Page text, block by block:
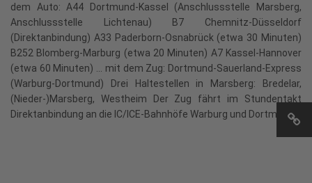
dem Auto: A44 Dortmund-Kassel (Anschlussstelle Marsberg,
Anschlussstelle Lichtenau) B7 Chemnitz-Düsseldorf
(Direktanbindung) A33 Paderborn-Osnabrück (etwa 30 Minuten)
B252 Blomberg-Marburg (etwa 20 Minuten) A7 Kassel-Hannover
(etwa 60 Minuten) ... mit dem Zug: Dortmund-Sauerland-Express
(Warburg-Dortmund) Drei Haltestellen in Marsberg: Bredelar,
(Nieder-)Marsberg, Westheim Der Zug fährt im Stundentakt
Direktanbindung an die IC/ICE-Bahnhöfe Warburg und Dortmund